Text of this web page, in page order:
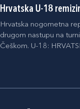
Hrvatska U-18
Hrvatska nogometna
drugom nastupu na
Češkom. U-18: